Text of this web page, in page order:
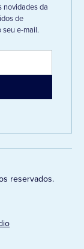
novidades da
de
e-mail.
reservados.